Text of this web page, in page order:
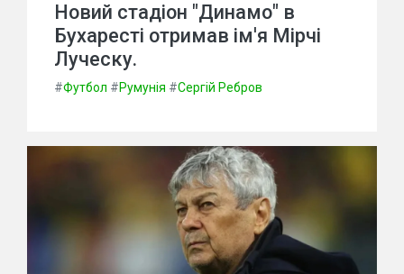
Новий стадіон "Динамо" в
Бухаресті отримав ім'я Мірчі
Луческу.
#Футбол #Румунія #Сергій Ребров